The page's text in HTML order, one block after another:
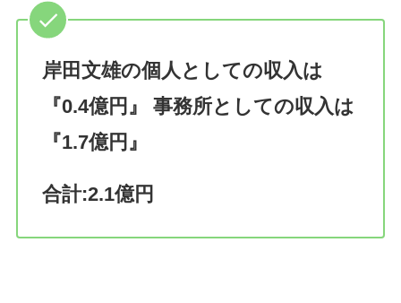
岸田文雄の個人としての収入は
『0.4億円』 事務所としての収入は
『1.7億円』
合計:2.1億円